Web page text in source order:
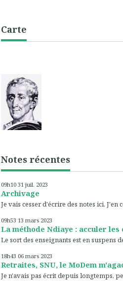
Carte
Notes récentes
09h10 31 juil. 2023
Archivage
Je vais cesser d'écrire des notes ici. J'en
09h53 13 mars 2023
La méthode Ndiaye : acculer les
Le sort des enseignants est en suspens
18h43 06 mars 2023
Retraites, SNU, le MoDem
Je n'avais pas écrit depuis longtemps,